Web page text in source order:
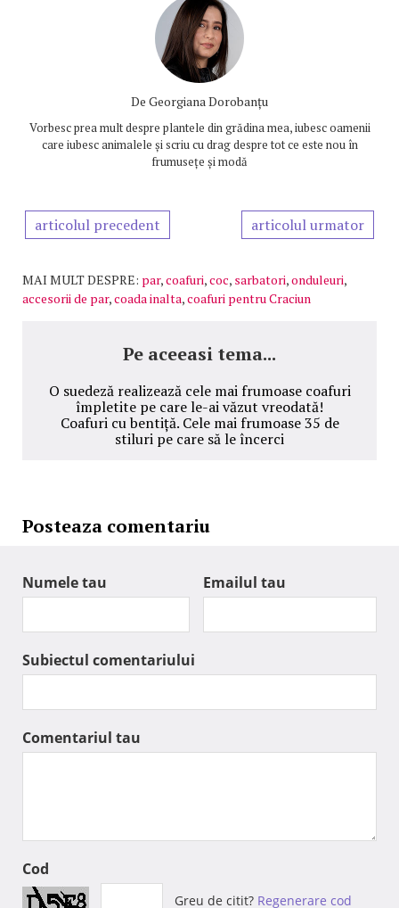
De Georgiana Dorobanțu
Vorbesc prea mult despre plantele din grădina mea, iubesc oamenii
care iubesc animalele și scriu cu drag despre tot ce este nou în
frumusețe și modă
articolul precedent articolul urmator
MAI MULT DESPRE: par,coafuri,coc, sarbatori,onduleuri,
accesorii de par,coada inalta,coafuri pentru Craciun
Pe aceeasi tema...
O suedeză realizează cele mai frumoase coafuri
împletite pe care le-ai văzut vreodată!
Coafuri cu bentiță. Cele mai frumoase 35 de
stiluri pe care să le încerci
Posteaza comentariu
Numele tau Emailul tau
Subiectul comentariului
Comentariul tau
Cod
Greu de citit? Regenerare cod